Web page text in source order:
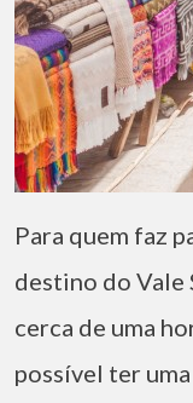
Para quem faz
destino do Vale
cerca de uma
possível ter